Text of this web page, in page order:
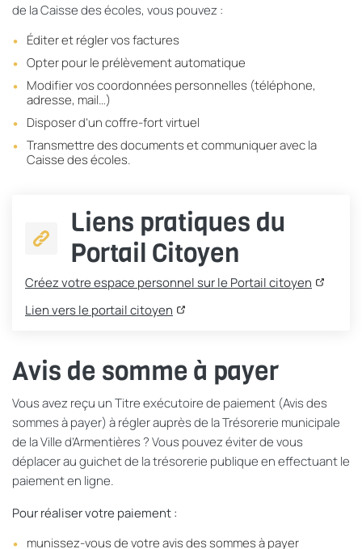
de la Caisse des écoles, vous pouvez :
Éditer et régler vos factures
Opter pour le prélèvement automatique
Modifier vos coordonnées personnelles (téléphone,
adresse, mail…)
Disposer d’un coffre-fort virtuel
Transmettre des documents et communiquer avec la
Caisse des écoles.
Liens pratiques du
Portail Citoyen
Créez votre espace personnel sur le Portail citoyen
Lien vers le portail citoyen
Avis de somme à payer
Vous avez reçu un Titre exécutoire de paiement (Avis des
sommes à payer) à régler auprès de la Trésorerie municipale
de la Ville d’Armentières ? Vous pouvez éviter de vous
déplacer au guichet de la trésorerie publique en effectuant le
paiement en ligne.
Pour réaliser votre paiement :
munissez-vous de votre avis des sommes à payer